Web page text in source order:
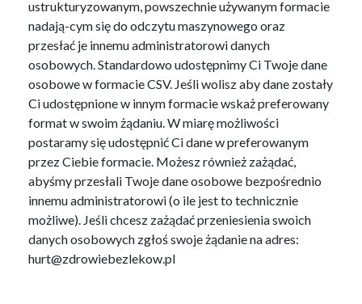
ustrukturyzowanym, powszechnie używanym formacie
nadają-cym się do odczytu maszynowego oraz
przesłać je innemu administratorowi danych
osobowych. Standardowo udostępnimy Ci Twoje dane
osobowe w formacie CSV. Jeśli wolisz aby dane zostały
Ci udostępnione w innym formacie wskaż preferowany
format w swoim żądaniu. W miarę możliwości
postaramy się udostępnić Ci dane w preferowanym
przez Ciebie formacie. Możesz również zażądać,
abyśmy przesłali Twoje dane osobowe bezpośrednio
innemu administratorowi (o ile jest to technicznie
możliwe). Jeśli chcesz zażądać przeniesienia swoich
danych osobowych zgłoś swoje żądanie na adres:
hurt@zdrowiebezlekow.pl